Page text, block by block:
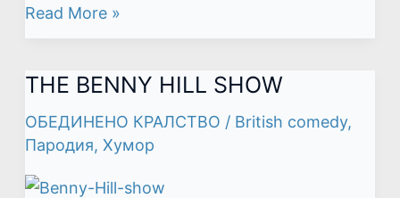
Read More »
THE BENNY HILL SHOW
ОБЕДИНЕНО КРАЛСТВО / British comedy,
Пародия, Хумор
THE
HILL
SHOW